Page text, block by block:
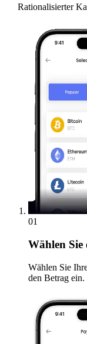
Rationalisierter
01
Wählen Sie
Wählen Sie
den Betrag ein.